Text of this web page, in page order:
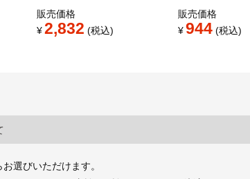
販売価格
¥ 2,832 税込
販売価格
¥944 税込
選びいただけます。